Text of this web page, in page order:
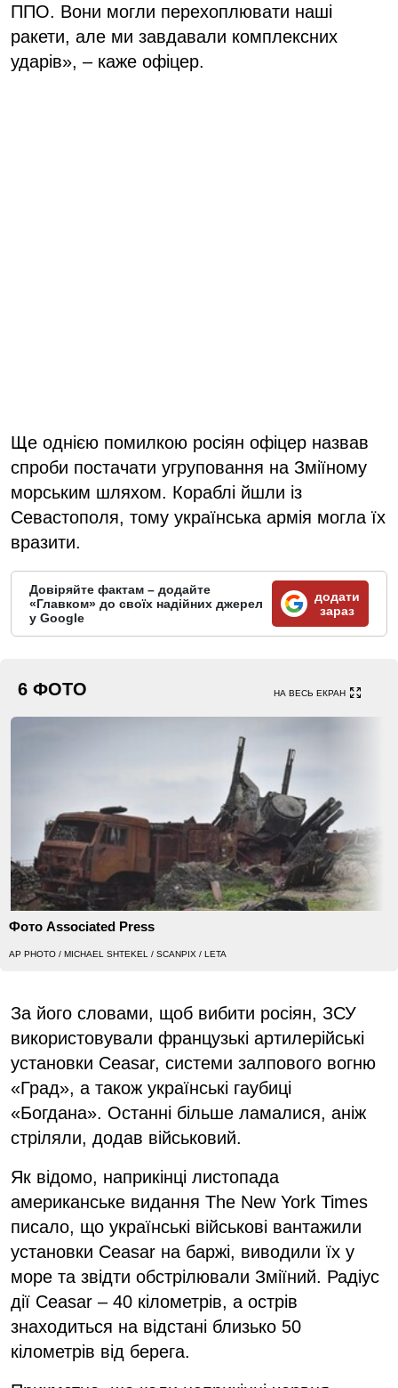
ППО. Вони могли перехоплювати наші
ракети, але ми завдавали комплексних
ударів», – каже офіцер.
Ще однією помилкою росіян офіцер назвав
спроби постачати угруповання на Зміїному
морським шляхом. Кораблі йшли із
Севастополя, тому українська армія могла їх
вразити.
Довіряйте фактам – додайте
«Главком» до своїх надійних джерел
у Google
додати
зараз
6 ФОТО НА ВЕСЬ ЕКРАН
Фото Associated Press
AP PHOTO / MICHAEL SHTEKEL / SCANPIX / LETA
За його словами, щоб вибити росіян, ЗСУ
використовували французькі артилерійські
установки Ceasar, системи залпового вогню
«Град», а також українські гаубиці
«Богдана». Останні більше ламалися, аніж
стріляли, додав військовий.
Як відомо, наприкінці листопада
американське видання The New York Times
писало, що українські військові вантажили
установки Ceasar на баржі, виводили їх у
море та звідти обстрілювали Зміїний. Радіус
дії Ceasar – 40 кілометрів, а острів
знаходиться на відстані близько 50
кілометрів від берега.